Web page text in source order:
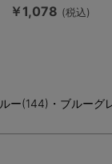
￥1,078 (税込)
ー(144)・ブルーグ